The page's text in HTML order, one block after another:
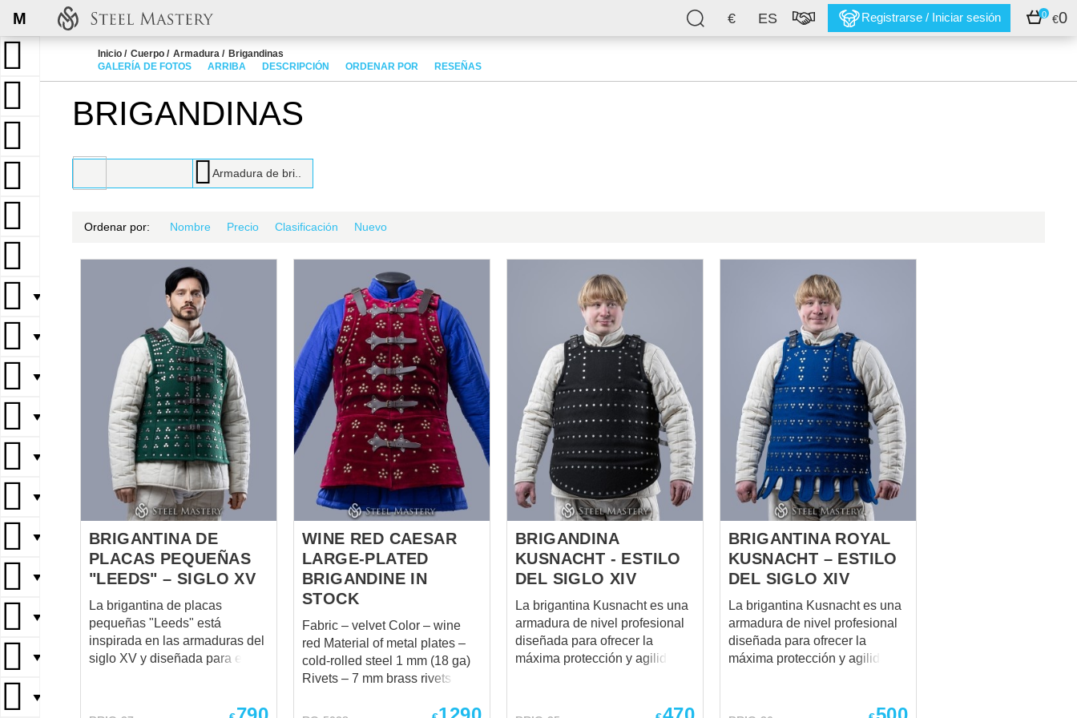
€ ES Registrarse / Iniciar sesión 0 €0
M
▼
▼
▼
▼
▼
▼
▼
▼
▼
▼
▼
Inicio Cuerpo Armadura
Brigandinas
GALERÍA DE FOTOS
ARRIBA DESCRIPCIÓN ORDENAR POR RESEÑAS
BRIGANDINAS
Armadura de bri..
Ordenar por: Nombre Precio Clasificación Nuevo
BRIGANTINA DE
PLACAS PEQUEÑAS
"LEEDS" – SIGLO XV
La brigantina de placas
pequeñas "Leeds" está
inspirada en las armaduras del
siglo XV y diseñada para el
distribución de pequeñas
WINE RED CAESAR
LARGE-PLATED
BRIGANDINE IN
STOCK
Fabric – velvet Color – wine
red Material of metal plates –
cold-rolled steel 1 mm (18 ga)
Rivets – 7 mm brass rivets
brown Fastenings – steel
BRIGANDINA
KUSNACHT - ESTILO
DEL SIGLO XIV
La brigantina Kusnacht es una
armadura de nivel profesional
diseñada para ofrecer la
máxima protección y agilidad.
luchadores por su diseño
BRIGANTINA ROYAL
KUSNACHT – ESTILO
DEL SIGLO XIV
La brigantina Kusnacht es una
armadura de nivel profesional
diseñada para ofrecer la
máxima protección y agilidad.
luchadores por su diseño